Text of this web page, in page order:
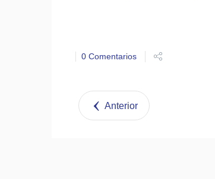
0 Comentarios
Anterior